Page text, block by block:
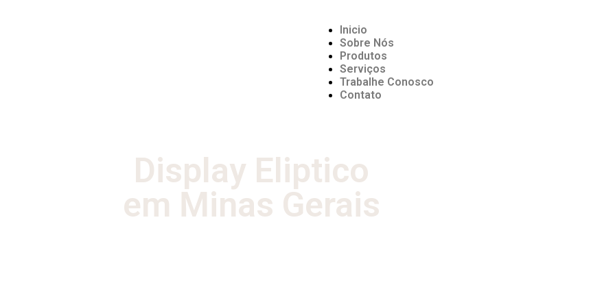
Inicio
Sobre Nós
Produtos
Serviços
Trabalhe Conosco
Contato
Display Eliptico
em Minas Gerais